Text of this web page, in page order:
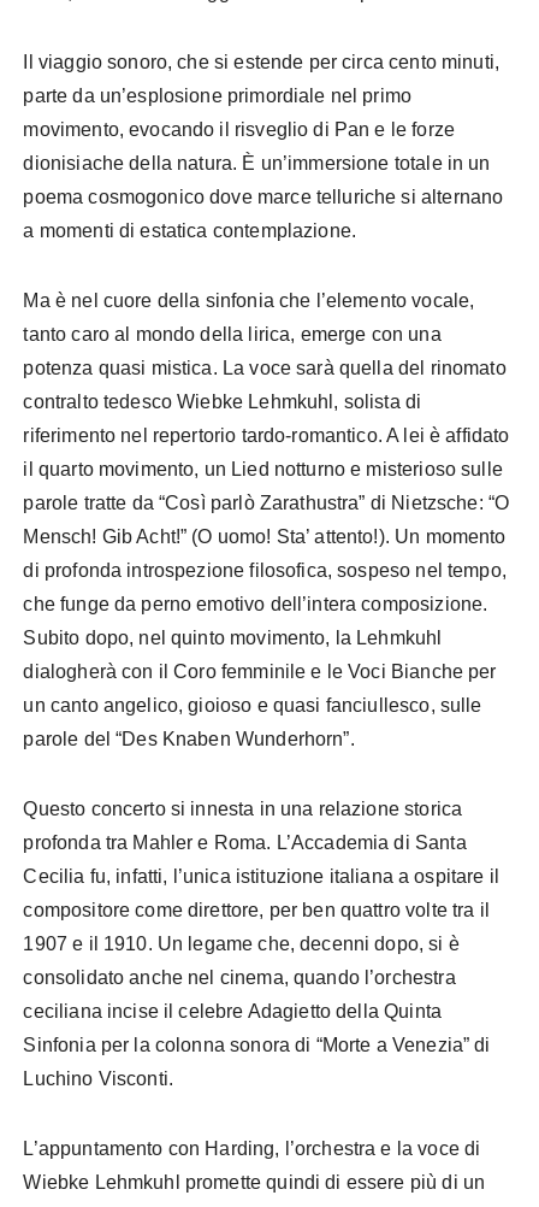
Il viaggio sonoro, che si estende per circa cento minuti,
parte da un’esplosione primordiale nel primo
movimento, evocando il risveglio di Pan e le forze
dionisiache della natura. È un’immersione totale in un
poema cosmogonico dove marce telluriche si alternano
a momenti di estatica contemplazione.
Ma è nel cuore della sinfonia che l’elemento vocale,
tanto caro al mondo della lirica, emerge con una
potenza quasi mistica. La voce sarà quella del rinomato
contralto tedesco Wiebke Lehmkuhl, solista di
riferimento nel repertorio tardo-romantico. A lei è affidato
il quarto movimento, un Lied notturno e misterioso sulle
parole tratte da “Così parlò Zarathustra” di Nietzsche: “O
Mensch! Gib Acht!” (O uomo! Sta’ attento!). Un momento
di profonda introspezione filosofica, sospeso nel tempo,
che funge da perno emotivo dell’intera composizione.
Subito dopo, nel quinto movimento, la Lehmkuhl
dialogherà con il Coro femminile e le Voci Bianche per
un canto angelico, gioioso e quasi fanciullesco, sulle
parole del “Des Knaben Wunderhorn”.
Questo concerto si innesta in una relazione storica
profonda tra Mahler e Roma. L’Accademia di Santa
Cecilia fu, infatti, l’unica istituzione italiana a ospitare il
compositore come direttore, per ben quattro volte tra il
1907 e il 1910. Un legame che, decenni dopo, si è
consolidato anche nel cinema, quando l’orchestra
ceciliana incise il celebre Adagietto della Quinta
Sinfonia per la colonna sonora di “Morte a Venezia” di
Luchino Visconti.
L’appuntamento con Harding, l’orchestra e la voce di
Wiebke Lehmkuhl promette quindi di essere più di un